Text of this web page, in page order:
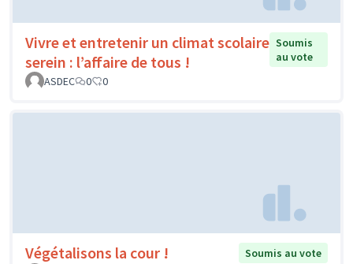
Vivre et entretenir un climat scolaire
serein : l’affaire de tous !
Soumis
au vote
ASDEC
0 0
Végétalisons la cour !
Soumis au vote